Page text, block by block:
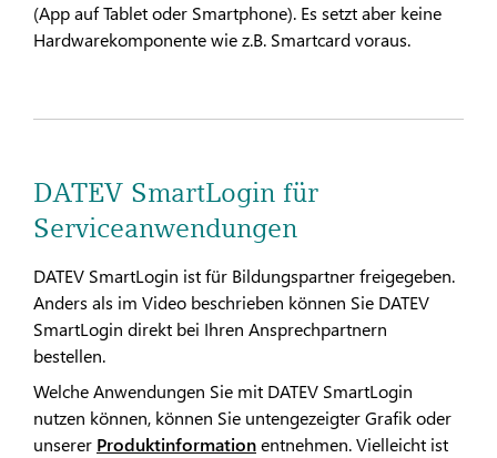
(App auf Tablet oder Smartphone). Es setzt aber keine
Hardwarekomponente wie z.B. Smartcard voraus.
DATEV SmartLogin für
Serviceanwendungen
DATEV SmartLogin ist für Bildungspartner freigegeben.
Anders als im Video beschrieben können Sie DATEV
SmartLogin direkt bei Ihren Ansprechpartnern
bestellen.
Welche Anwendungen Sie mit DATEV SmartLogin
nutzen können, können Sie untengezeigter Grafik oder
unserer Produktinformationentnehmen. Vielleicht ist